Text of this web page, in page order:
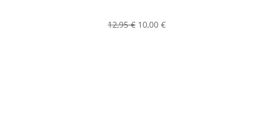
12,95€ Ursprünglicher
10,00 €Aktueller